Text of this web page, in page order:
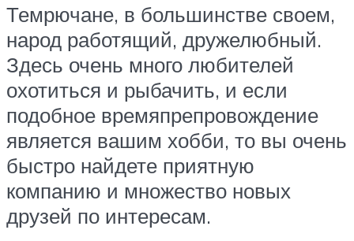
Темрючане, в большинстве своем,
народ работящий, дружелюбный.
Здесь очень много любителей
охотиться и рыбачить, и если
подобное времяпрепровождение
является вашим хобби, то вы очень
быстро найдете приятную
компанию и множество новых
друзей по интересам.